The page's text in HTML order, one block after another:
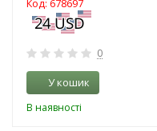
Код: 678697
0
У кошик
В наявності